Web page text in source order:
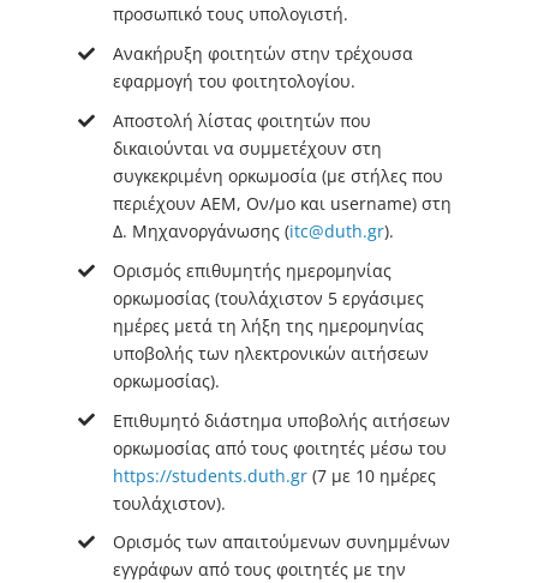
προσωπικό τους υπολογιστή.
Ανακήρυξη φοιτητών στην τρέχουσα
εφαρμογή του φοιτητολογίου.
Αποστολή λίστας φοιτητών που
δικαιούνται να συμμετέχουν στη
συγκεκριμένη ορκωμοσία (με στήλες που
περιέχουν ΑΕΜ, Ον/μο και username) στη
Δ. Μηχανοργάνωσης (itc@duth.gr).
Ορισμός επιθυμητής ημερομηνίας
ορκωμοσίας (τουλάχιστον 5 εργάσιμες
ημέρες μετά τη λήξη της ημερομηνίας
υποβολής των ηλεκτρονικών αιτήσεων
ορκωμοσίας).
Επιθυμητό διάστημα υποβολής αιτήσεων
ορκωμοσίας από τους φοιτητές μέσω του
https://students.duth.gr(7 με 10 ημέρες
τουλάχιστον).
Ορισμός των απαιτούμενων συνημμένων
εγγράφων από τους φοιτητές με την